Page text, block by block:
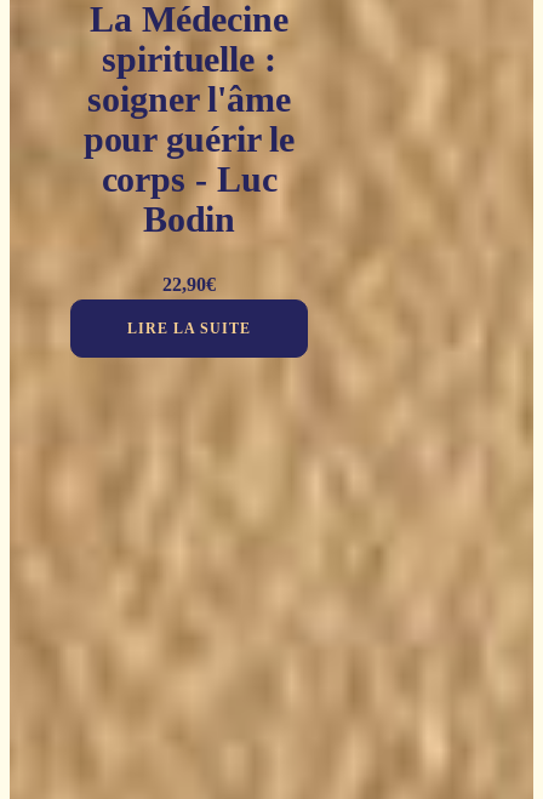
La Médecine
spirituelle :
soigner l'âme
pour guérir le
corps - Luc
Bodin
22,90€
LIRE LA SUITE